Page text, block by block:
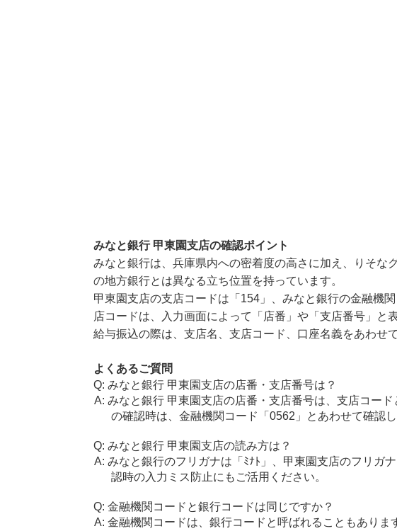
みなと銀行 甲東園支店の確認ポイント
みなと銀行は、兵庫県内への密着度の高さに加え、りそな
の地方銀行とは異なる立ち位置を持っています。
甲東園支店の支店コードは「154」、みなと銀行の金融機
店コードは、入力画面によって「店番」や「支店番号」と
給与振込の際は、支店名、支店コード、口座名義をあわせ
よくあるご質問
みなと銀行 甲東園支店の店番・支店番号は？
みなと銀行 甲東園支店の店番・支店番号は、支店コー
の確認時は、金融機関コード「0562」とあわせて確認し
みなと銀行 甲東園支店の読み方は？
みなと銀行のフリガナは「ﾐﾅﾄ」、甲東園支店のフリガ
認時の入力ミス防止にもご活用ください。
金融機関コードと銀行コードは同じですか？
金融機関コードは、銀行コードと呼ばれることもありま